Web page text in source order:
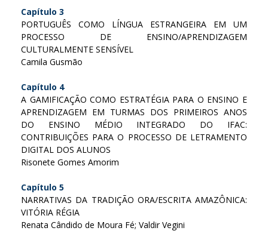
Capítulo 3
PORTUGUÊS COMO LÍNGUA ESTRANGEIRA EM UM
PROCESSO DE ENSINO/APRENDIZAGEM
CULTURALMENTE SENSÍVEL
Camila Gusmão
Capítulo 4
A GAMIFICAÇÃO COMO ESTRATÉGIA PARA O ENSINO E
APRENDIZAGEM EM TURMAS DOS PRIMEIROS ANOS
DO ENSINO MÉDIO INTEGRADO DO IFAC:
CONTRIBUIÇÕES PARA O PROCESSO DE LETRAMENTO
DIGITAL DOS ALUNOS
Risonete Gomes Amorim
Capítulo 5
NARRATIVAS DA TRADIÇÃO ORA/ESCRITA AMAZÔNICA:
VITÓRIA RÉGIA
Renata Cândido de Moura Fé; Valdir Vegini